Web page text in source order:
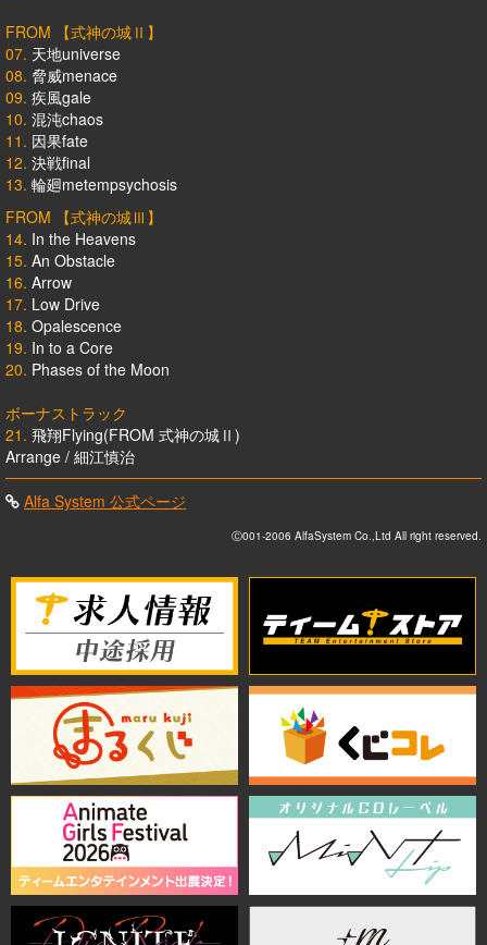
FROM 【式神の城Ⅱ】
07. 天地universe
08. 脅威menace
09. 疾風gale
10. 混沌chaos
11. 因果fate
12. 決戦final
13. 輪廻metempsychosis
FROM 【式神の城Ⅲ】
14. In the Heavens
15. An Obstacle
16. Arrow
17. Low Drive
18. Opalescence
19. In to a Core
20. Phases of the Moon
ボーナストラック
21. 飛翔Flying(FROM 式神の城Ⅱ)
Arrange / 細江慎治
Alfa System 公式ページ
Ⓒ001-2006 AlfaSystem Co.,Ltd All right reserved.